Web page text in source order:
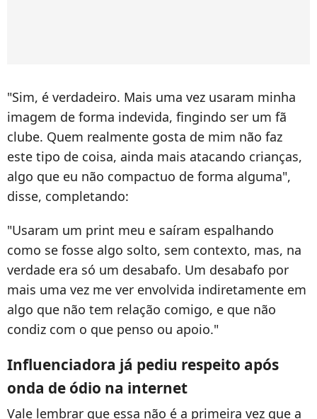
"Sim, é verdadeiro. Mais uma vez usaram minha
imagem de forma indevida, fingindo ser um fã
clube. Quem realmente gosta de mim não faz
este tipo de coisa, ainda mais atacando crianças,
algo que eu não compactuo de forma alguma",
disse, completando:
"Usaram um print meu e saíram espalhando
como se fosse algo solto, sem contexto, mas, na
verdade era só um desabafo. Um desabafo por
mais uma vez me ver envolvida indiretamente em
algo que não tem relação comigo, e que não
condiz com o que penso ou apoio."
Influenciadora já pediu respeito após
onda de ódio na internet
Vale lembrar que essa não é a primeira vez que a